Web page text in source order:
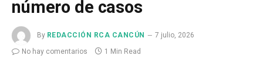
número de casos
By REDACCIÓN RCA CANCÚN
7 julio, 2026
No hay comentarios
1 Min Read